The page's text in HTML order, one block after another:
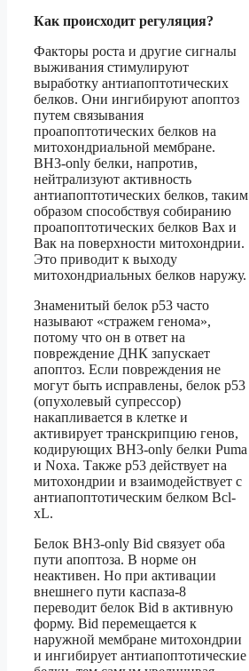
Как происходит регуляция?
Факторы роста и другие сигналы
выживания стимулируют
выработку антиапоптотических
белков. Они ингибируют апоптоз
путем связывания
проапоптотических белков на
митохондриальной мембране.
BH3-only белки, напротив,
нейтрализуют активность
антиапоптотических белков, таким
образом способствуя собиранию
проапоптотических белков Вах и
Вак на поверхности митохондрии.
Это приводит к выходу
митохондриальных белков наружу.
Знаменитый белок р53 часто
называют «стражем генома»,
потому что он в ответ на
повреждение ДНК запускает
апоптоз. Если повреждения не
могут быть исправлены, белок р53
(опухолевый супрессор)
накапливается в клетке и
активирует транскрипцию генов,
кодирующих BH3-only белки Puma
и Noxa. Также p53 действует на
митохондрии и взаимодействует с
антиапоптотическим белком Bcl-
xL.
Белок ВН3-only Bid связует оба
пути апоптоза. В норме он
неактивен. Но при активации
внешнего пути каспаза-8
переводит белок Bid в активную
форму. Bid перемещается к
наружной мембране митохондрии
и ингибирует антиапоптотические